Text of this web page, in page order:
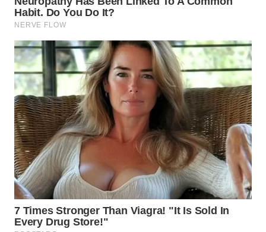
WN
SULSEL
WN
GORONTALO
WN
SULUT
WN
MALUKU
WN
MALUT
WN